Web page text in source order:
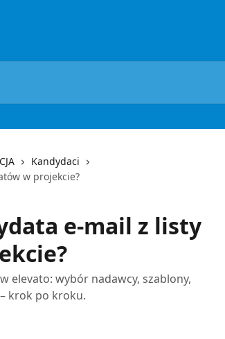
Kandydaci
w projekcie?
e-mail z listy
elevato: wybór nadawcy, szablony,
– krok po kroku.